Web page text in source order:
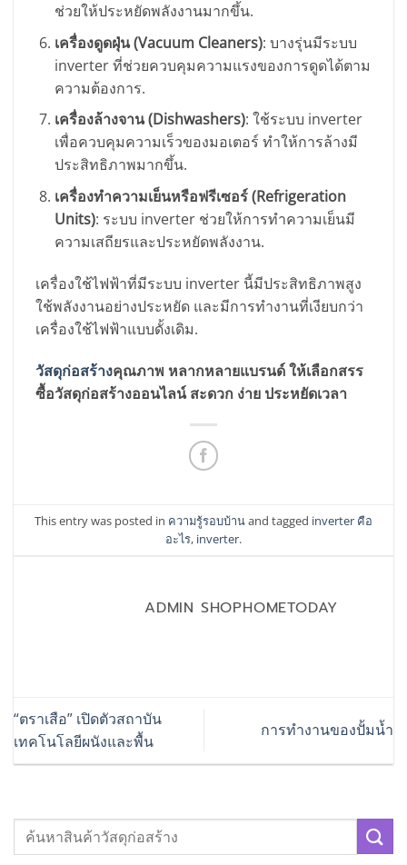
ช่วยให้ประหยัดพลังงานมากขึ้น.
เครื่องดูดฝุ่น (Vacuum Cleaners): บางรุ่นมีระบบ
inverter ที่ช่วยควบคุมความแรงของการดูดได้ตาม
ความต้องการ.
เครื่องล้างจาน (Dishwashers): ใช้ระบบ inverter
เพื่อควบคุมความเร็วของมอเตอร์ ทำให้การล้างมี
ประสิทธิภาพมากขึ้น.
เครื่องทำความเย็นหรือฟรีเซอร์ (Refrigeration
Units): ระบบ inverter ช่วยให้การทำความเย็นมี
ความเสถียรและประหยัดพลังงาน.
เครื่องใช้ไฟฟ้าที่มีระบบ inverter นี้มีประสิทธิภาพสูง
ใช้พลังงานอย่างประหยัด และมีการทำงานที่เงียบกว่า
เครื่องใช้ไฟฟ้าแบบดั้งเดิม.
วัสดุก่อสร้างคุณภาพ หลากหลายแบรนด์ ให้เลือกสรร
ซื้อวัสดุก่อสร้างออนไลน์ สะดวก ง่าย ประหยัดเวลา
This entry was posted in ความรู้รอบบ้านand tagged inverter คือ
อะไร, inverter.
ADMIN SHOPHOMETODAY
“ตราเสือ” เปิดตัวสถาบัน
เทคโนโลยีผนังและพื้น
การทำงานของปั้มน้ำ